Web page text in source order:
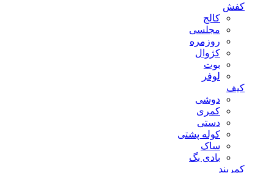
کفش
کالج
مجلسی
روزمره
کژوال
بوت
لوفر
کیف
دوشی
کمری
دستی
کوله پشتی
ساک
بادی بگ
کمربند